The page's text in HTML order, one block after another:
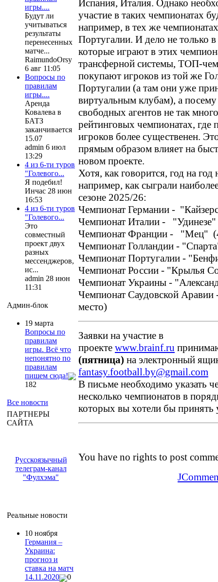
игры....
Будут ли
учитываться
результаты
перенесенных
матче...
RaimundoOrsy
6 авг 11:05
Вопросы по
правилам
игры....
Аренда
Ковалева в
БАТЗ
заканчивается
15.07
admin 6 июл
13:29
4 из 6-ти туров
"Голевого...
Я подебил!
Инчас 28 июн
16:53
4 из 6-ти туров
"Голевого...
Это
совместный
проект двух
разных
мессенджеров,
ис...
admin 28 июн
11:31
Админ-блок
19 марта
Вопросы по
правилам
игры. Всё что
непонятно по
правилам
пишем сюда!
182
Все новости
ПАРТНЕРЫ
САЙТА
Русскоязычный
телеграм-канал
"Фулхэма"
Реальные новости
10 ноября
Германия –
Украина:
прогноз и
ставка на матч
14.11.2020
0
Испания, Италия. Однако
участие в таких чемпионатах
например, в тех же
Португалии. И дело не только
которые играют в этих
трансферной системы, ТОП-
покупают игроков из той же
Португалии (а там они уже
виртуальным клубам), а посему
свободных агентов не так
рейтинговых чемпионатах, где
игроков более существенен.
прямым образом влияет на
новом проекте.
Хотя, как говорится, год на
например, как сыграли
сезоне 2025/26:
Чемпионат Германии -
Чемпионат Италии -
Чемпионат Франции - "Мец"
Чемпионат Голландии -
Чемпионат Португалии -
Чемпионат России - "Крылья
Чемпионат Украины -
Чемпионат Саудовской
место)
Заявки на участие в
проекте www.brainf.ru
(пятница) на электронный
fantasy.football.by@gmail.com
В письме необходимо указать
несколько чемпионатов в
которых вы хотели бы принять
You have no rights to post